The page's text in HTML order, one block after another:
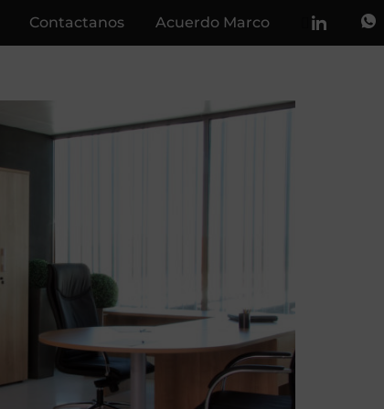
Contactanos Acuerdo Marco